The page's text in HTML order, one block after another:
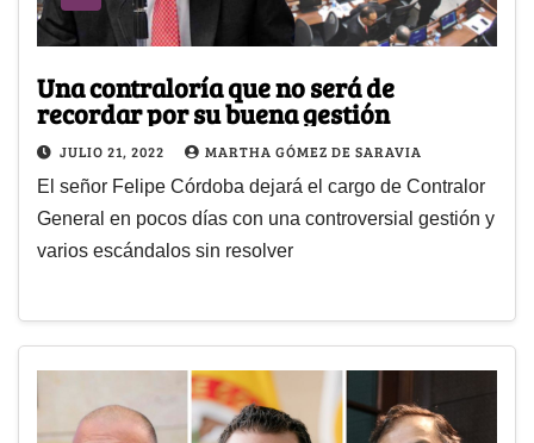
Una contraloría que no será de
recordar por su buena gestión
JULIO 21, 2022 MARTHA GÓMEZ DE SARAVIA
El señor Felipe Córdoba dejará el cargo de Contralor
General en pocos días con una controversial gestión y
varios escándalos sin resolver